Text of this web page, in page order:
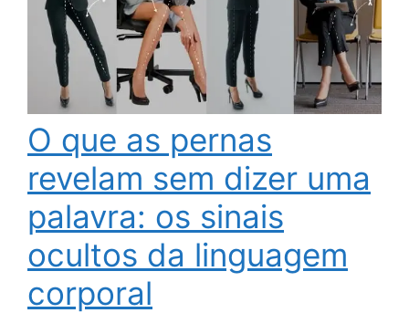
O que as pernas
revelam sem dizer uma
palavra: os sinais
ocultos da linguagem
corporal